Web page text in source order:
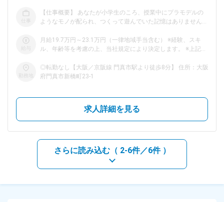
dodaの使い方は？
今の仕事を続けるべき？
ヘルプ サイトマップ
【仕事概要】 あなたが小学生のころ、授業中にプラモデルの
ようなモノが配られ、つくって遊んでいた記憶はありません
モデルのようなモノ』などの学習教材をデザインし、設計して
います。 【プロダクトデザイン手順】 ・市場調査や、学習内
詳細設計（製品仕様や部品図面の作成） ・試作品の作成、組
立、評価 ※1つの商品あたり、およそ1年ほどの開発期間を設け
り）▼ ・学習内容に沿って、楽しくわかりやすく学べるモノ
をつくること ・子どもたちが組み立てた後も、楽しく遊べる
の商品を開発するのが当社の考え方。 どこにもない教材を生
み出す面白みを感じてください。 【入社後まずは】 文部科学
省の学習指導要領や、教科書内の学習内容を参考に、実際の教
育現場ではどんなことをしているのか知ることからはじめてい
品をつくる一連の流れを先輩社員と一緒に進めながら仕事を覚
月給19.7万円～23.1万円（一律地域手当含む） ※経験、スキ
ル、年齢等を考慮の上、当社規定により決定します。 ※上記月
◎転勤なし【大阪／京阪線 門真市駅より徒歩8分】 住所：大阪
府門真市新橋町23-1
求人詳細を見る
さらに読み込む（ 2-6件／6件 ）